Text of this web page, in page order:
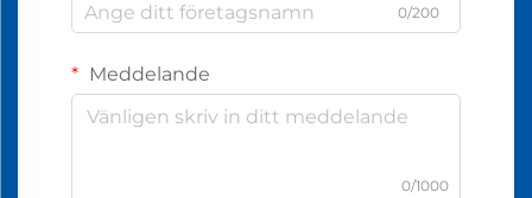
0/200
Meddelande
0/1000